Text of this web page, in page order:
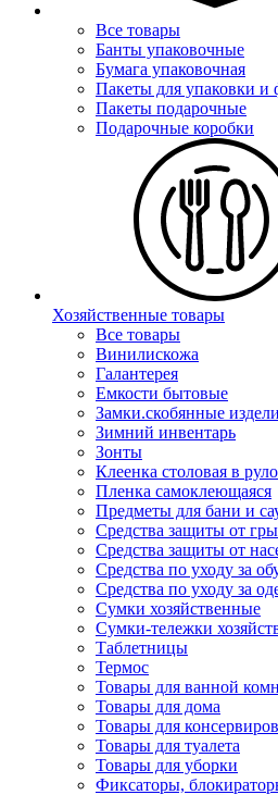
Все товары
Банты упаковочные
Бумага упаковочная
Пакеты для упаковки и
Пакеты подарочные
Подарочные коробки
Хозяйственные товары
Все товары
Винилискожа
Галантерея
Емкости бытовые
Замки.скобянные
Зимний инвентарь
Зонты
Клеенка столовая в
Пленка самоклеющаяся
Предметы для бани и
Средства защиты от
Средства защиты от
Средства по уходу за
Средства по уходу за
Сумки хозяйственные
Сумки-тележки
Таблетницы
Термос
Товары для ванной
Товары для дома
Товары для
Товары для туалета
Товары для уборки
Фиксаторы,